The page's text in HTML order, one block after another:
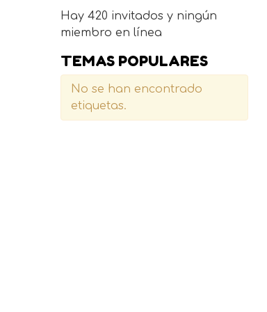
Hay 420 invitados y ningún
miembro en línea
TEMAS POPULARES
No se han encontrado
etiquetas.